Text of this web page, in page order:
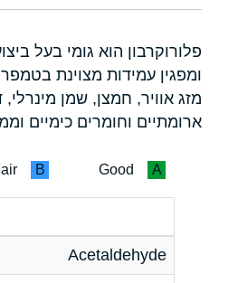
פלורוקרבון הוא גומי בעל
ומפגין עמידות מצוינת
מזג אוויר, חמצן, שמן מינרלי,
ארומתיים וחומרים כימיים
A
Good
B
Acetaldehyde